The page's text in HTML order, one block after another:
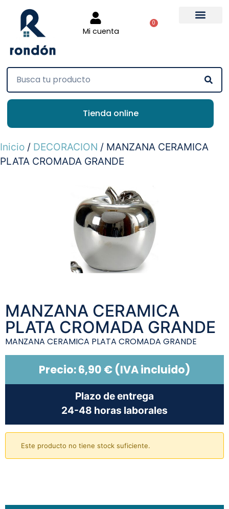
Mi cuenta
0
Tienda online
Inicio / DECORACION / MANZANA CERAMICA
PLATA CROMADA GRANDE
MANZANA CERAMICA
PLATA CROMADA GRANDE
MANZANA CERAMICA PLATA CROMADA GRANDE
Precio:6,90 € (IVA incluido)
Plazo de entrega
24-48 horas laborales
Este producto no tiene stock suficiente.